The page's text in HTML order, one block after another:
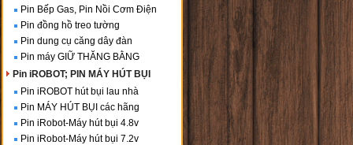
Pin Bếp Gas, Pin Nồi Cơm Điện
Pin đồng hồ treo tường
Pin dung cụ căng dây đàn
Pin máy GIỮ THĂNG BẰNG
Pin iROBOT; PIN MÁY HÚT BỤI
Pin iROBOT hút bụi lau nhà
Pin MÁY HÚT BỤI các hãng
Pin iRobot-Máy hút bụi 4.8v
Pin iRobot-Máy hút bụi 7.2v